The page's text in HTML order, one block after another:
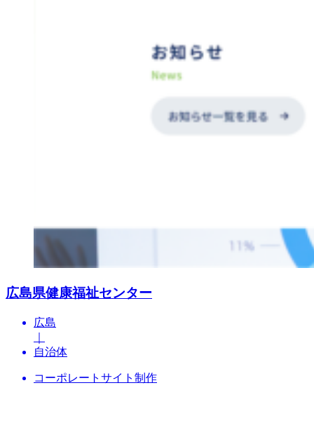
広島県健康福祉センター
広島
自治体
コーポレートサイト制作